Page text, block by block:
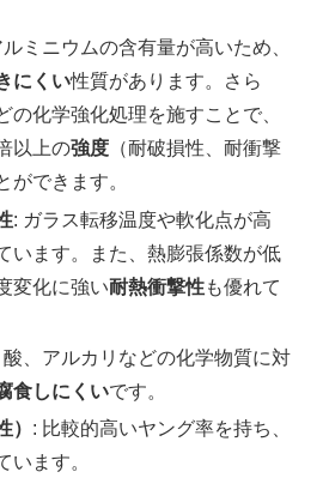
ルミニウムの含有量が高いため、
にくい性質があります。さら
の化学強化処理を施すことで、
以上の強度 （耐破損性、耐衝撃
ができます。
: ガラス転移温度や軟化点が高
います。また、熱膨張係数が低
変化に強い耐熱衝撃性も優れて
酸、アルカリなどの化学物質に対
食しにくいです。
） : 比較的高いヤング率を持ち、
います。